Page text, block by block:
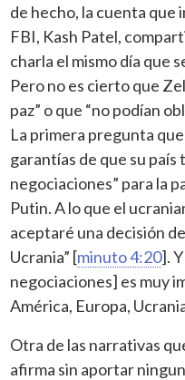
de hecho, la cuenta
FBI, Kash Patel,
charla el mismo día que
Pero no es cierto que
paz” o que “no podían
La primera pregunta
garantías de que su país
negociaciones” para la
Putin. A lo que el
aceptaré una decisión
Ucrania” [minuto 4:20].
negociaciones] es muy
América, Europa,
Otra de las narrativas
afirma sin aportar